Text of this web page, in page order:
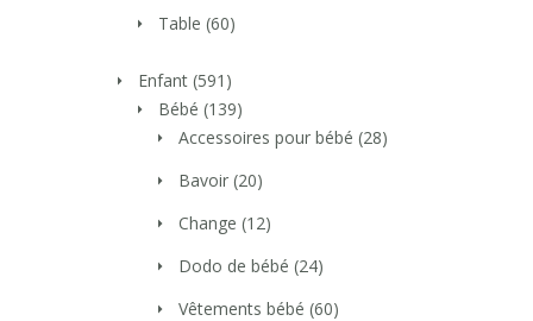
Table (60)
Enfant (591)
Bébé (139)
Accessoires pour bébé (28)
Bavoir (20)
Change (12)
Dodo de bébé (24)
Vêtements bébé (60)